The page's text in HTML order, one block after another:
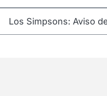
Los Simpsons: Aviso